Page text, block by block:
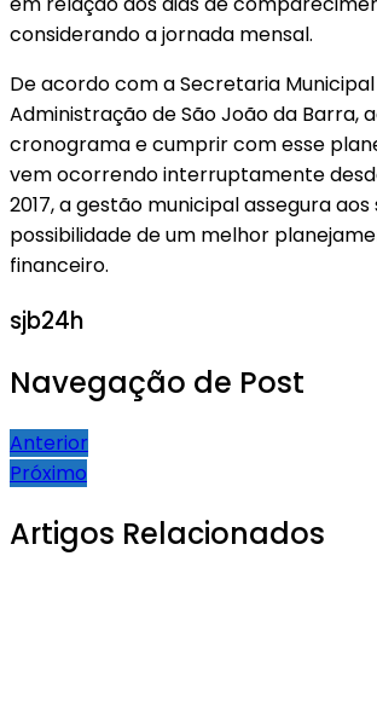
considerando a jornada mensal.
De acordo com a Secretaria
Administração de São João da Barra,
cronograma e cumprir com esse
vem ocorrendo interruptamente
2017, a gestão municipal assegura
possibilidade de um melhor
financeiro.
sjb24h
Navegação de Post
Anterior
Próximo
Artigos Relacionados